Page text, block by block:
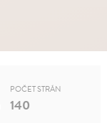
POČET STRÁN
140